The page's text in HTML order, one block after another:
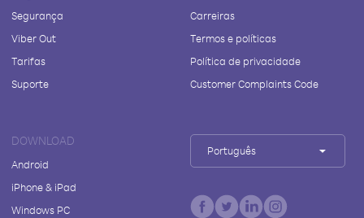
Segurança
Viber Out
Tarifas
Suporte
Carreiras
Termos e políticas
Política de privacidade
Customer Complaints Code
DOWNLOAD
Android
iPhone & iPad
Windows PC
Português